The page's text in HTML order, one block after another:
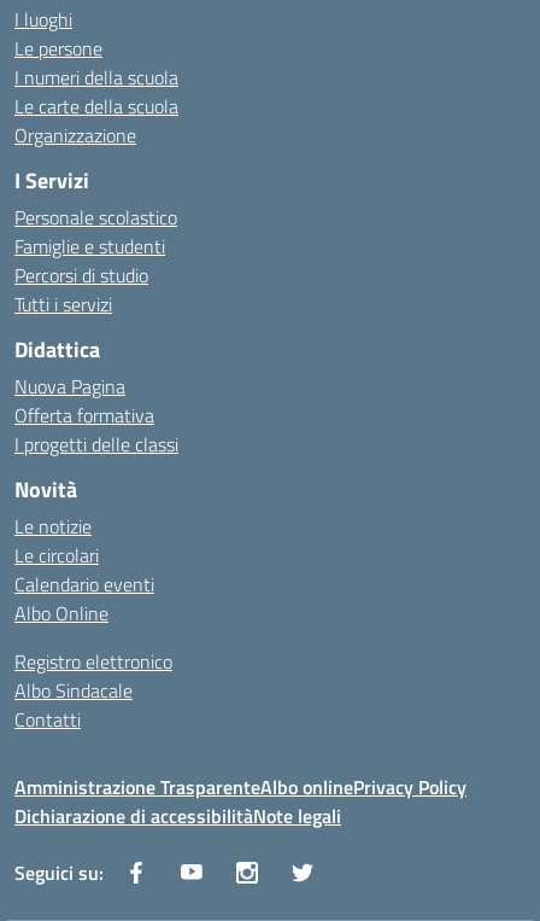
I luoghi
Le persone
I numeri della scuola
Le carte della scuola
Organizzazione
I Servizi
Personale scolastico
Famiglie e studenti
Percorsi di studio
Tutti i servizi
Didattica
Nuova Pagina
Offerta formativa
I progetti delle classi
Novità
Le notizie
Le circolari
Calendario eventi
Albo Online
Registro elettronico
Albo Sindacale
Contatti
Amministrazione TrasparenteAlbo onlinePrivacy Policy
Dichiarazione di accessibilitàNote legali
Seguici su: